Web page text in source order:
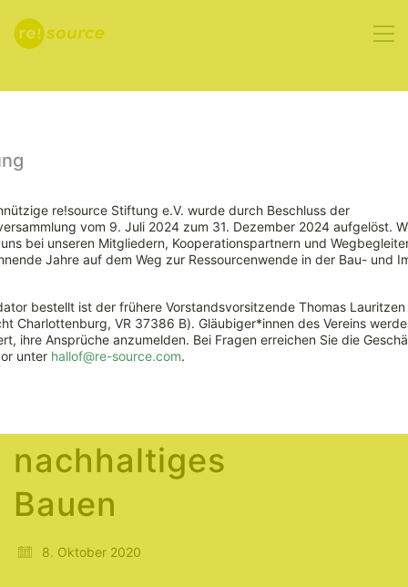
Deutsche
betont
Kreislaufwirtschaft
nachhaltiges
Bauen
8. Oktober 2020
re!source Stiftung e.V. wurde durch Beschluss der
vom 9. Juli 2024 zum 31. Dezember 2024 aufgelöst.
bei unseren Mitgliedern, Kooperationspartnern und
Jahre auf dem Weg zur Ressourcenwende in der Bau- und
bestellt ist der frühere Vorstandsvorsitzende Thomas Lauritzen
Charlottenburg, VR 37386 B). Gläubiger*innen des Vereins
ihre Ansprüche anzumelden. Bei Fragen erreichen Sie die
unter hallof@re-source.com.